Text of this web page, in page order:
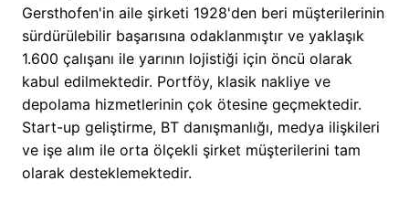
Gersthofen'in aile şirketi 1928'den beri müşterilerinin
sürdürülebilir başarısına odaklanmıştır ve yaklaşık
1.600 çalışanı ile yarının lojistiği için öncü olarak
kabul edilmektedir. Portföy, klasik nakliye ve
depolama hizmetlerinin çok ötesine geçmektedir.
Start-up geliştirme, BT danışmanlığı, medya ilişkileri
ve işe alım ile orta ölçekli şirket müşterilerini tam
olarak desteklemektedir.